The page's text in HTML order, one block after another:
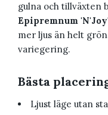
gulna och tillväxten
Epipremnum 'N'Joy'
mer ljus än helt
variegering.
Bästa
Ljust läge utan